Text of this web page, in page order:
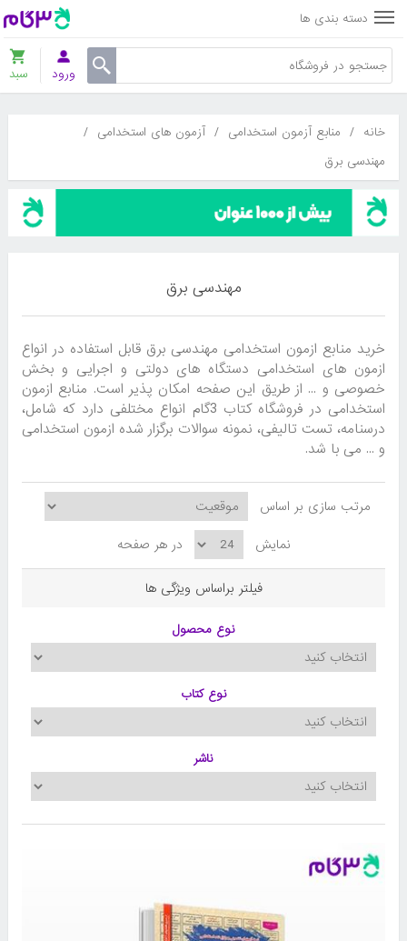
دسته بندی ها
ورود سبد
خانه / منابع آزمون استخدامی / آزمون های استخدامی /
مهندسی برق
مهندسی برق
خرید منابع ازمون استخدامی مهندسی برق قابل استفاده در انواع
ازمون های استخدامی دستگاه های دولتی و اجرایی و بخش
خصوصی و ... از طریق این صفحه امکان پذیر است. منابع ازمون
استخدامی در فروشگاه کتاب 3گام انواع مختلفی دارد که شامل،
درسنامه، تست تالیفی، نمونه سوالات برگزار شده ازمون استخدامی
و ... می با شد.
مرتب سازی بر اساس
نمایش
در هر صفحه
فیلتر براساس ویژگی ها
نوع محصول
نوع کتاب
ناشر